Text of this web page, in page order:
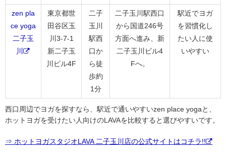
zen pla
ce yoga
二子玉
川
東京都世
田谷区玉
川3-7-1
新二子玉
川ビル4F
二子
玉川
駅西
口か
ら徒
歩約
1分
二子玉川駅西口
から国道246号
方面へ進み、新
二子玉川ビル4
Fへ。
駅近でヨガ
を習慣化し
たい人に使
いやすい
西口周辺でヨガを探すなら、駅近で通いやすいzen place yogaと、
ホットヨガを受けたい人向けのLAVAを比較すると選びやすいです。
⇒ ホットヨガスタジオLAVA 二子玉川店の公式サイトはコチラ!!